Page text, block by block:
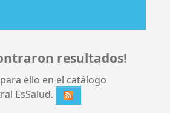
resultados!
ello en el catálogo
EsSalud.